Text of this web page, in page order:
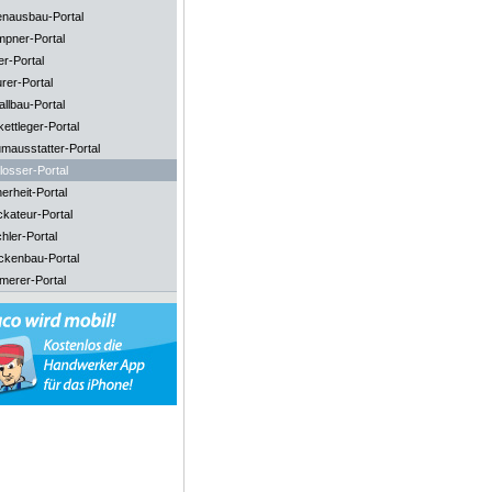
Portal
Portal
Portal
Portal
Portal
Portal
Portal
Portal
Portal
Portal
Portal
Portal
Portal